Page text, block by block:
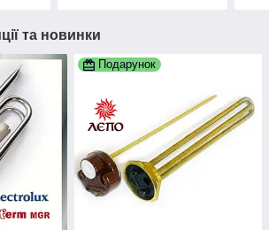
та новинки
Подарунок